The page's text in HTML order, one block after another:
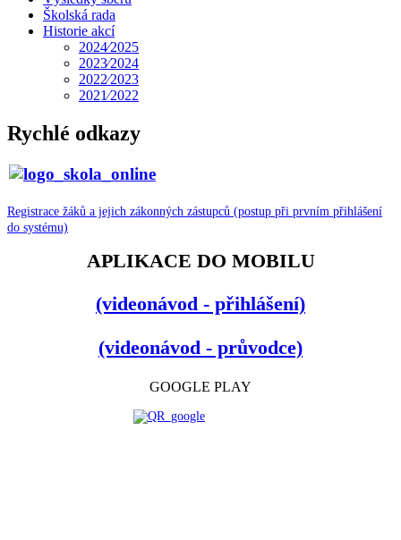
Školská rada
Historie akcí
2024⁄2025
2023⁄2024
2022⁄2023
2021⁄2022
Rychlé odkazy
Registrace žáků a jejich zákonných zástupců (postup při prvním přihlášení
do systému)
APLIKACE DO MOBILU
(videonávod - přihlášení)
(videonávod - průvodce)
GOOGLE PLAY